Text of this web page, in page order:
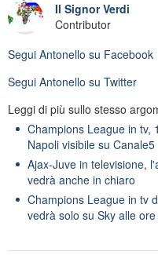
Il Signor Verdi
Contributor
Segui Antonello su Facebook
Segui Antonello su Twitter
Leggi di più sullo stesso
Champions League in tv,
Napoli visibile su Canale5
Ajax-Juve in televisione,
vedrà anche in chiaro
Champions League in tv
vedrà solo su Sky alle ore